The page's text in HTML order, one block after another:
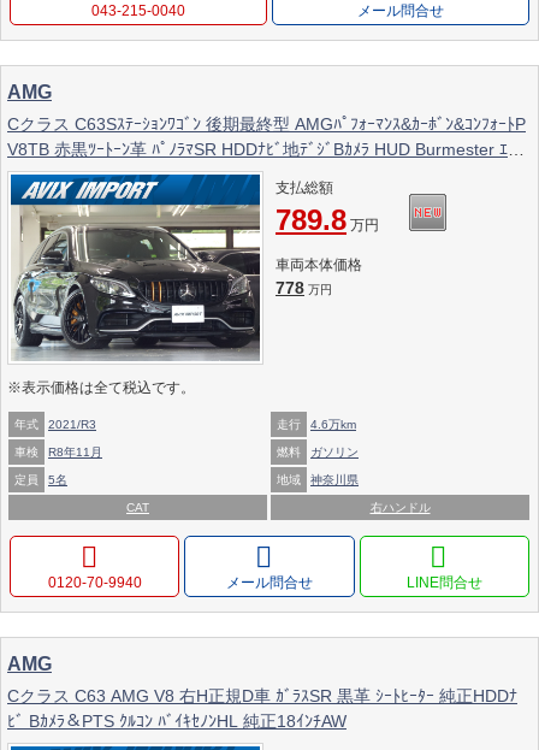
043-215-0040 メール問合せ
AMG
Cクラス C63Sｽﾃｰｼｮﾝﾜｺﾞﾝ 後期最終型 AMGﾊﾟﾌｫｰﾏﾝｽ&ｶｰﾎﾞﾝ&ｺﾝﾌｫｰﾄP
V8TB 赤黒ﾂｰﾄｰﾝ革 ﾊﾟﾉﾗﾏSR HDDﾅﾋﾞ地ﾃﾞｼﾞBｶﾒﾗ HUD Burmester ｴｱ
ﾊﾞﾗﾝｽP 前席Sﾋｰﾀｰ ﾏﾙﾁﾋﾞｰﾑLED 自動ﾃｰﾙｹﾞｰﾄ Pｱｼｽﾄ ｵｰﾄﾊｲﾋﾞｰﾑ ACC
LCA C63S専用ｴｱﾛ&鍛造19AW 禁煙
支払総額
789.8 万円
車両本体価格
778 万円
※表示価格は全て税込です。
年式 2021/R3 走行 4.6万km
車検 R8年11月 燃料 ガソリン
定員 5名 地域 神奈川県
CAT 右ハンドル
0120-70-9940 メール問合せ
AMG
Cクラス C63 AMG V8 右H正規D車 ｶﾞﾗｽSR 黒革 ｼｰﾄﾋｰﾀｰ 純正HDDﾅ
ﾋﾞ Bｶﾒﾗ＆PTS ｸﾙｺﾝ ﾊﾞｲｷｾﾉﾝHL 純正18ｲﾝﾁAW